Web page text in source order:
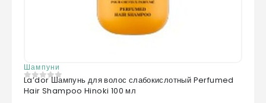
Шампуни
0из 5
La’dor Шампунь для волос слабокислотный Perfumed
Hair Shampoo Hinoki 100 мл